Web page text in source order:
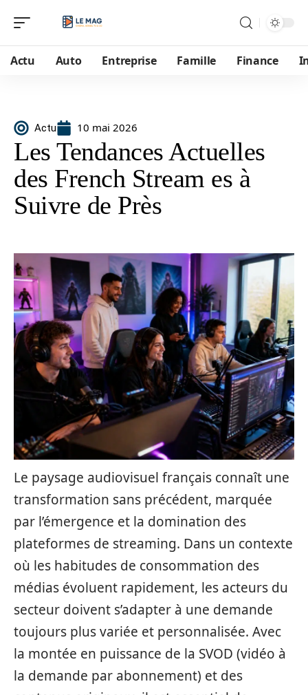
Actu Auto Entreprise Famille Finance
Actu 10 mai 2026
Les Tendances Actuelles
des French Stream es à
Suivre de Près
Le paysage audiovisuel français connaît une
transformation sans précédent, marquée
par l’émergence et la domination des
plateformes de streaming. Dans un contexte
où les habitudes de consommation des
médias évoluent rapidement, les acteurs du
secteur doivent s’adapter à une demande
toujours plus variée et personnalisée. Avec
la montée en puissance de la SVOD (vidéo à
la demande par abonnement) et des